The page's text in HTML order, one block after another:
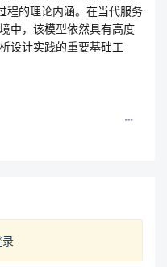
程的理论内涵。在当代服务
中，该模型依然具有高度
设计实践的重要基础工